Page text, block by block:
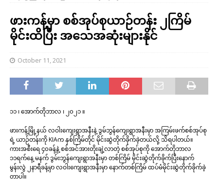
ဖားကန့်မှာ စစ်အုပ်စုယာဉ်တန်း ၂ကြိမ်
မိုင်းထိပြီး အသေအဆုံးများနိုင်
October 11, 2021
၁၁ ၊ အောက်တိုဘာလ ၊ ၂၀၂၁ ။
ဖားကန့်မြို့နယ် လဝါးကျေးရွာအနီးနဲ့ ဒွမ်ဘွန်ကျေးရွာအနီးမှာ အကြမ်းဖက်စစ်အုပ်စု
ရဲ့ ယာဉ်တန်းကို KIAက နှစ်ကြိမ်တိုင် မိုင်းဆွဲတိုက်ခိုက်ခဲ့တယ်လို့ သိရပါတယ်။
ကားအစီးရေ ၄၀ခန့်နဲ့ စစ်အင်အားတိုးချဲ့လာတဲ့ စစ်အုပ်စုကို အောက်တိုဘာလ
၁၁ရက်နေ့ မနက် ဒွမ်းဘွန်ကျေးရွာအနီးမှာ တစ်ကြိမ် မိုင်းဆွဲတိုက်ခိုက်ပြီးနောက်
မွန်းလွဲ ၂နာရီခန့်မှာ လဝါးကျေးရွာအနီးမှာ နောက်တစ်ကြိမ် ထပ်မံမိုင်းဆွဲတိုက်ခိုက်ခဲ့
တာပါ။